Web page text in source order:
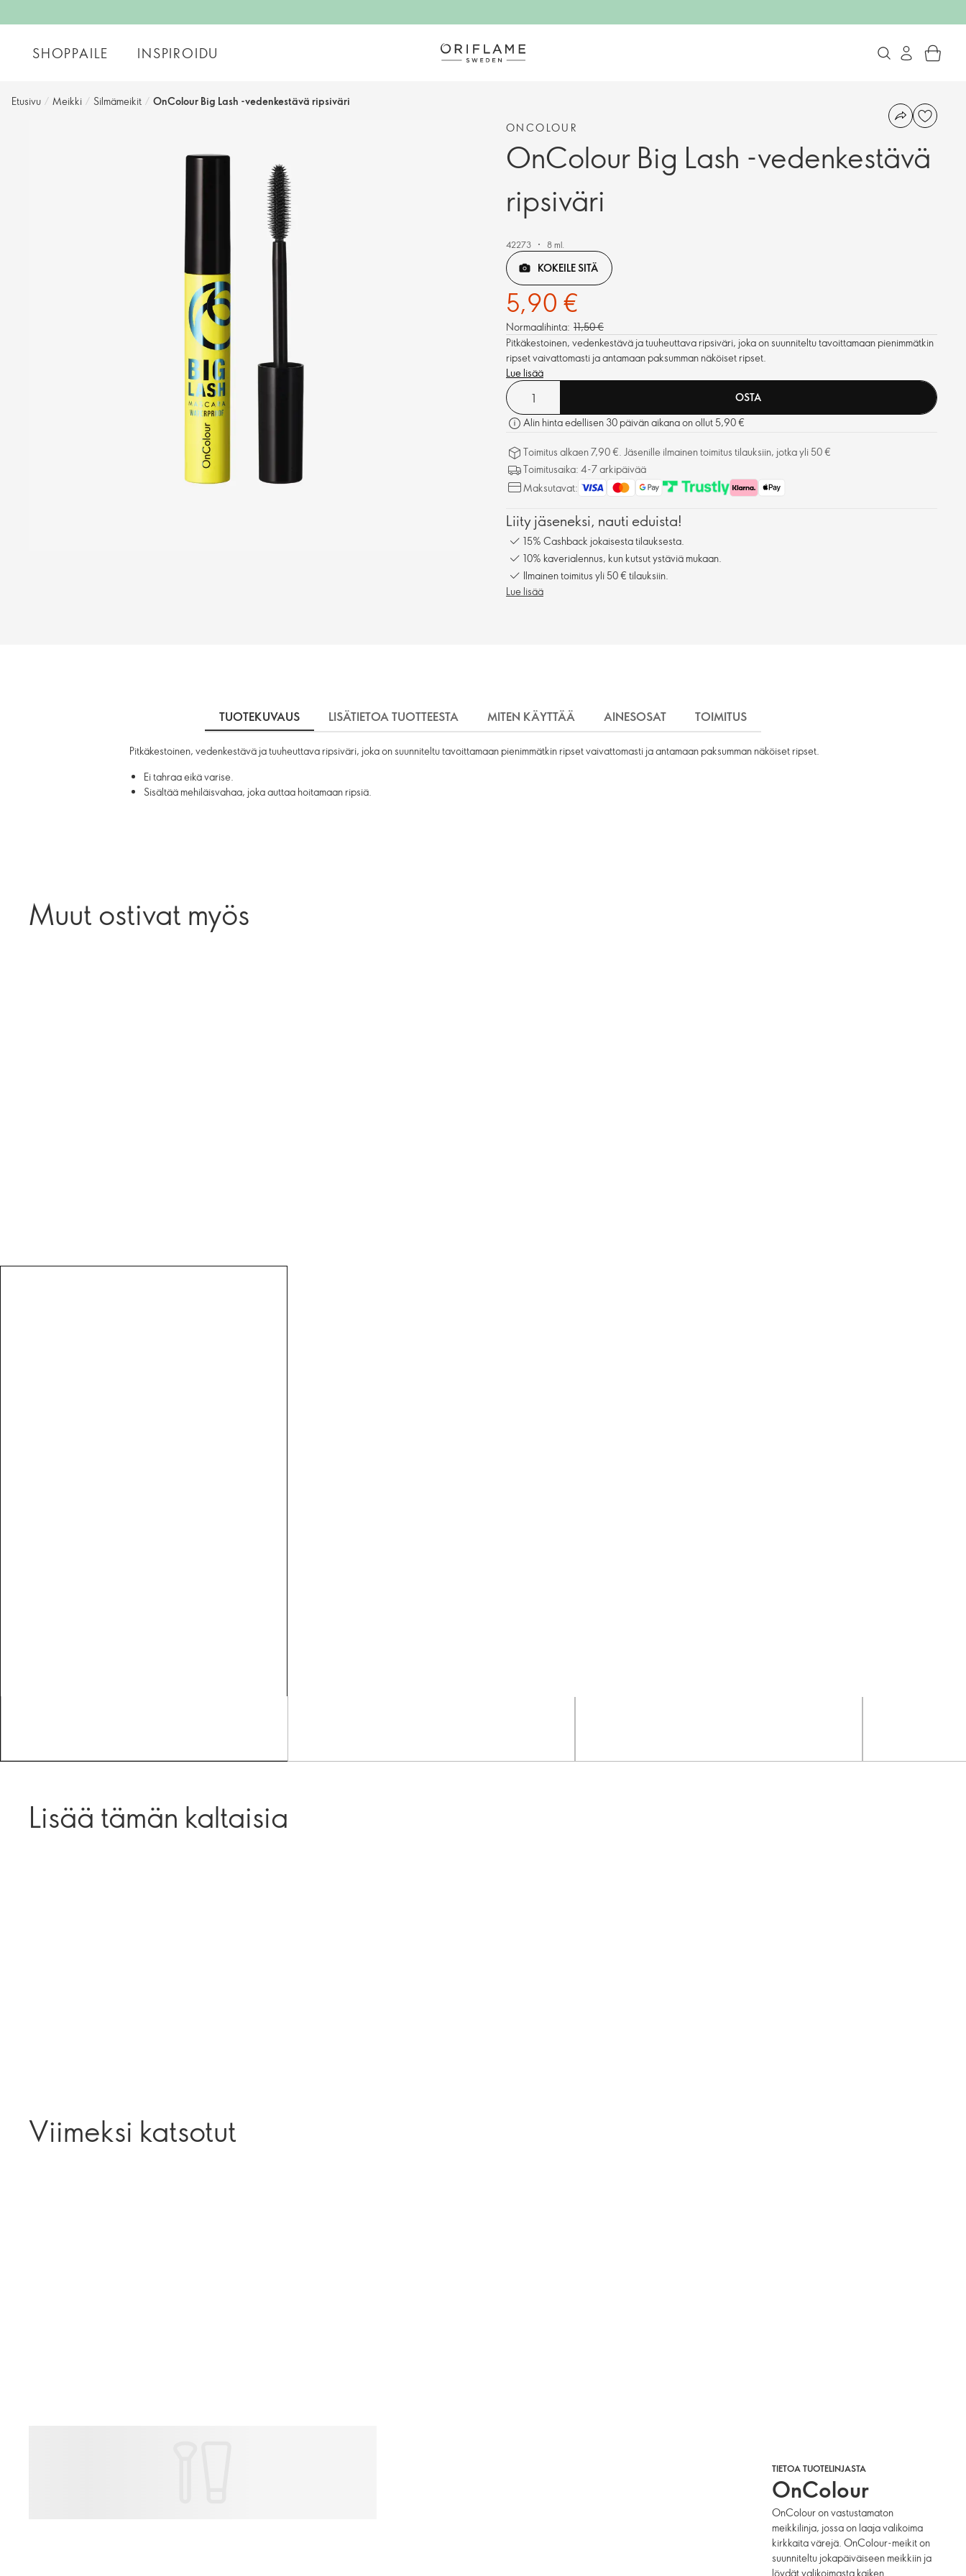
SHOPPAILE INSPIROIDU
Etusivu / Meikki / Silmämeikit / OnColour Big Lash -vedenkestävä ripsiväri
ONCOLOUR
OnColour Big Lash -vedenkestävä
ripsiväri
42273 8 ml.
KOKEILE SITÄ
5,90 €
Normaalihinta: 11,50 €
Pitkäkestoinen, vedenkestävä ja tuuheuttava ripsiväri, joka on suunniteltu tavoittamaan pienimmätkin
ripset vaivattomasti ja antamaan paksumman näköiset ripset.
Lue lisää
OSTA
Alin hinta edellisen 30 päivän aikana on ollut 5,90 €
Toimitus alkaen 7,90 €. Jäsenille ilmainen toimitus tilauksiin, jotka yli 50 €
Toimitusaika: 4-7 arkipäivää
Maksutavat:
Liity jäseneksi, nauti eduista!
15% Cashback jokaisesta tilauksesta.
10% kaverialennus, kun kutsut ystäviä mukaan.
Ilmainen toimitus yli 50 € tilauksiin.
Lue lisää
TUOTEKUVAUS LISÄTIETOA TUOTTEESTA MITEN KÄYTTÄÄ AINESOSAT TOIMITUS
Pitkäkestoinen, vedenkestävä ja tuuheuttava ripsiväri, joka on suunniteltu tavoittamaan pienimmätkin ripset vaivattomasti ja antamaan paksumman näköiset ripset.
Ei tahraa eikä varise.
Sisältää mehiläisvahaa, joka auttaa hoitamaan ripsiä.
Muut ostivat myös
Lisää tämän kaltaisia
Viimeksi katsotut
TIETOA TUOTELINJASTA
OnColour
OnColour on vastustamaton
meikkilinja, jossa on laaja valikoima
kirkkaita värejä. OnColour-meikit on
suunniteltu jokapäiväiseen meikkiin ja
löydät valikoimasta kaiken